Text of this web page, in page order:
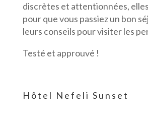
discrètes et attentionnées,
pour que vous passiez un bon
leurs conseils pour visiter les
Testé et approuvé !
Hôtel Nefeli Sunset